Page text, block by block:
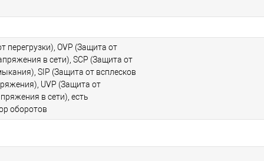
перегрузки), OVP (Защита от
в сети), SCP (Защита от
SIP (Защита от всплесков
UVP (Защита от
в сети), есть
оборотов